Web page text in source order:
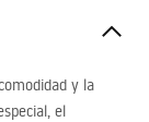
y la
el